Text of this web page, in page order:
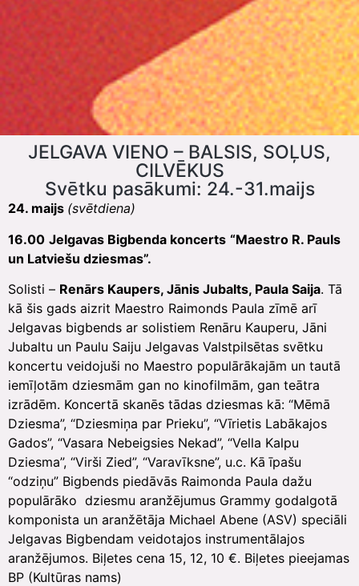
JELGAVA VIENO – BALSIS, SOĻUS,
CILVĒKUS
Svētku pasākumi: 24.-31.maijs
24. maijs (svētdiena)
16.00 Jelgavas Bigbenda koncerts “Maestro R. Pauls
un Latviešu dziesmas”.
Solisti – Renārs Kaupers, Jānis Jubalts, Paula Saija. Tā
kā šis gads aizrit Maestro Raimonds Paula zīmē arī
Jelgavas bigbends ar solistiem Renāru Kauperu, Jāni
Jubaltu un Paulu Saiju Jelgavas Valstpilsētas svētku
koncertu veidojuši no Maestro populārākajām un tautā
iemīļotām dziesmām gan no kinofilmām, gan teātra
izrādēm. Koncertā skanēs tādas dziesmas kā: “Mēmā
Dziesma”, “Dziesmiņa par Prieku”, “Vīrietis Labākajos
Gados”, “Vasara Nebeigsies Nekad”, “Vella Kalpu
Dziesma”, “Virši Zied”, “Varavīksne”, u.c. Kā īpašu
“odziņu” Bigbends piedāvās Raimonda Paula dažu
populārāko dziesmu aranžējumus Grammy godalgotā
komponista un aranžētāja Michael Abene (ASV) speciāli
Jelgavas Bigbendam veidotajos instrumentālajos
aranžējumos. Biļetes cena 15, 12, 10 €. Biļetes pieejamas
BP (Kultūras nams)